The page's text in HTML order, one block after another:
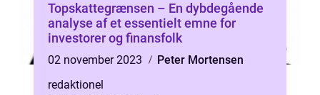
Topskattegrænsen – En dybdegående
analyse af et essentielt emne for
investorer og finansfolk
02 november 2023
Peter Mortensen
redaktionel